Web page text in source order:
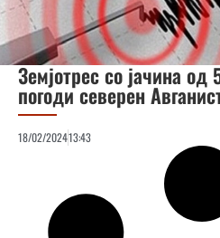
Земјотрес со јачина од
погоди северен
18/02/202413:43